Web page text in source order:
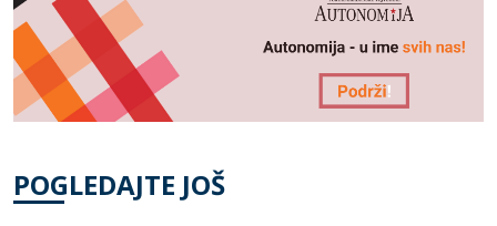
POGLEDAJTE JOŠ